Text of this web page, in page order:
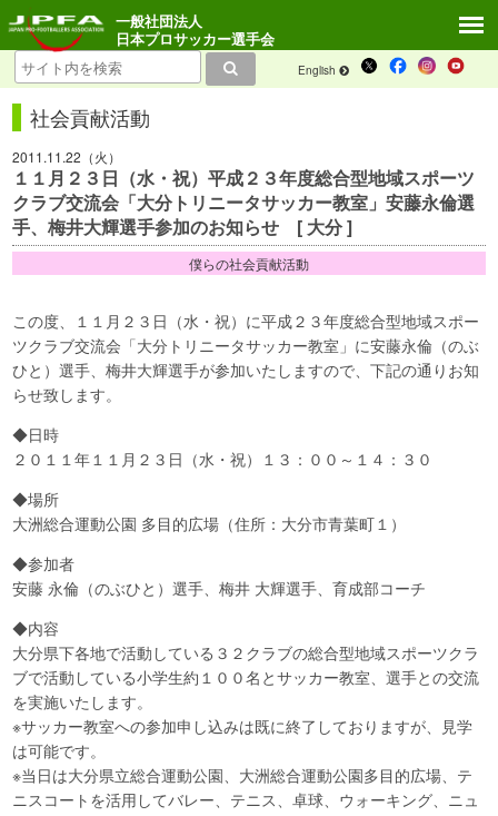
English
一般社団法人
日本プロサッカー選手会
社会貢献活動
2011.11.22（火）
１１月２３日（水・祝）平成２３年度総合型地域スポーツ
クラブ交流会「大分トリニータサッカー教室」安藤永倫選
手、梅井大輝選手参加のお知らせ [ 大分 ]
僕らの社会貢献活動
この度、１１月２３日（水・祝）に平成２３年度総合型地域スポー
ツクラブ交流会「大分トリニータサッカー教室」に安藤永倫（のぶ
ひと）選手、梅井大輝選手が参加いたしますので、下記の通りお知
らせ致します。
◆日時
２０１１年１１月２３日（水・祝）１３：００～１４：３０
◆場所
大洲総合運動公園 多目的広場（住所：大分市青葉町１）
◆参加者
安藤 永倫（のぶひと）選手、梅井 大輝選手、育成部コーチ
◆内容
大分県下各地で活動している３２クラブの総合型地域スポーツクラ
ブで活動している小学生約１００名とサッカー教室、選手との交流
を実施いたします。
※サッカー教室への参加申し込みは既に終了しておりますが、見学
は可能です。
※当日は大分県立総合運動公園、大洲総合運動公園多目的広場、テ
ニスコートを活用してバレー、テニス、卓球、ウォーキング、ニュ